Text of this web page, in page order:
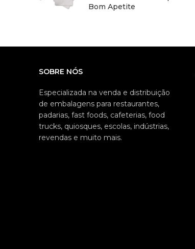
Bom Apetite
SOBRE NÓS
Especializada na venda e distribuição
de embalagens para restaurantes,
padarias, fast foods, cafeterias, food
trucks, quiosques, escolas, indústrias,
revendas e muito mais.